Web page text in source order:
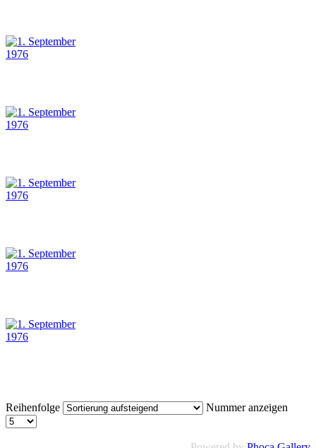
Reihenfolge Nummer anzeigen